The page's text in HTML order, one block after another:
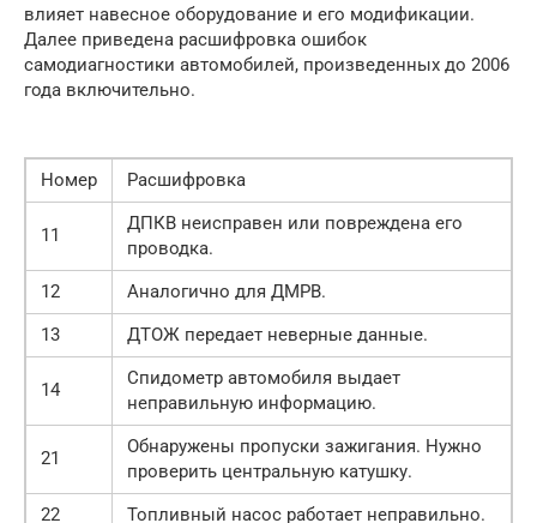
влияет навесное оборудование и его модификации.
Далее приведена расшифровка ошибок
самодиагностики автомобилей, произведенных до 2006
года включительно.
Номер Расшифровка
11
ДПКВ неисправен или повреждена его
проводка.
12
Аналогично для ДМРВ.
13
ДТОЖ передает неверные данные.
14
Спидометр автомобиля выдает
неправильную информацию.
21
Обнаружены пропуски зажигания. Нужно
проверить центральную катушку.
22
Топливный насос работает неправильно.